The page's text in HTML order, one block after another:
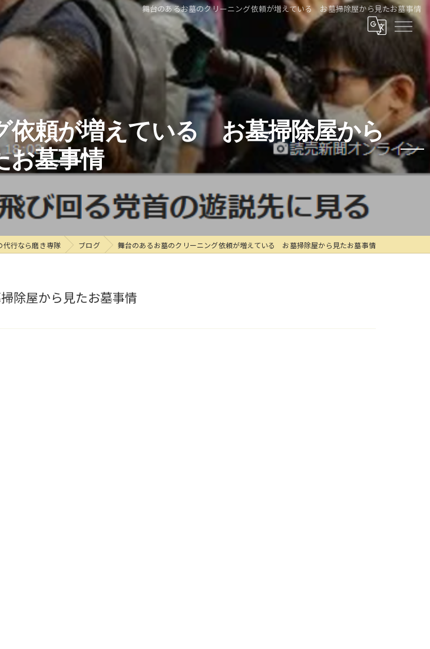
舞台のあるお墓のクリーニング依頼が増えている お墓掃除屋から見たお墓事情
依頼が増えている お墓掃除屋から
お墓事情
代行なら磨き専隊 ブログ 舞台のあるお墓のクリーニング依頼が増えている お墓掃除屋から見たお墓事情
除屋から見たお墓事情